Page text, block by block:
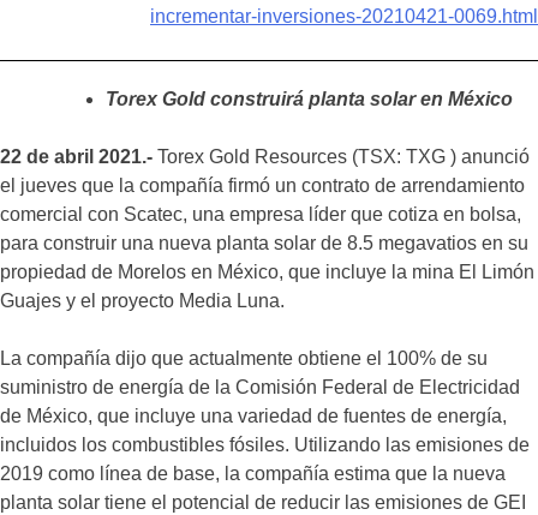
incrementar-inversiones-20210421-0069.html
Torex Gold construirá planta solar en México
22 de abril 2021.- Torex Gold Resources (TSX: TXG ) anunció
el jueves que la compañía firmó un contrato de arrendamiento
comercial con Scatec, una empresa líder que cotiza en bolsa,
para construir una nueva planta solar de 8.5 megavatios en su
propiedad de Morelos en México, que incluye la mina El Limón
Guajes y el proyecto Media Luna.
La compañía dijo que actualmente obtiene el 100% de su
suministro de energía de la Comisión Federal de Electricidad
de México, que incluye una variedad de fuentes de energía,
incluidos los combustibles fósiles. Utilizando las emisiones de
2019 como línea de base, la compañía estima que la nueva
planta solar tiene el potencial de reducir las emisiones de GEI